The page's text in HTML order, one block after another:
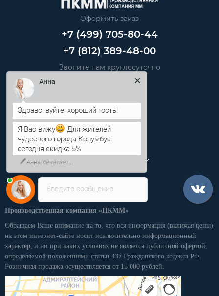
Оформить заказ
+7 (499) 705-80-44
+7 (812) 389-48-00
Звоните нам круглосуточно
info@pkmm.ru
Информация
Категории
Производственная компания «ПКММ»
Обращаем Ваше внимание на то, что вся информация (включая цены)
на этом интернет-сайте носит исключительно информационный
характер, и ни при каких условиях не является публичной офертой,
определяемой положениями статьи 437 Гражданского кодекса РФ.
Розничная продажа осуществляется от 15 000 рублей.
Введите сообщение
Здравствуйте, хороший гость!
Я Вас вижу
Для жителей
чудесного города Колумбус
сегодня скидка 5%